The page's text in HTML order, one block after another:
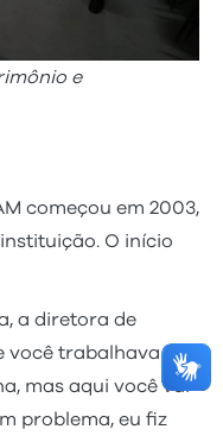
e
começou em 2003,
O início
a diretora de
você trabalhava na
mas aqui você vai
problema, eu fiz